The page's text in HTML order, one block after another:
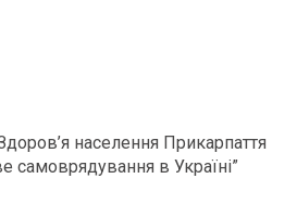
населення Прикарпаття
самоврядування в Україні”